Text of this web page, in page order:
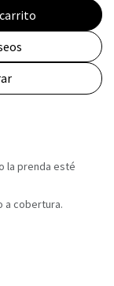
la prenda esté
a cobertura.